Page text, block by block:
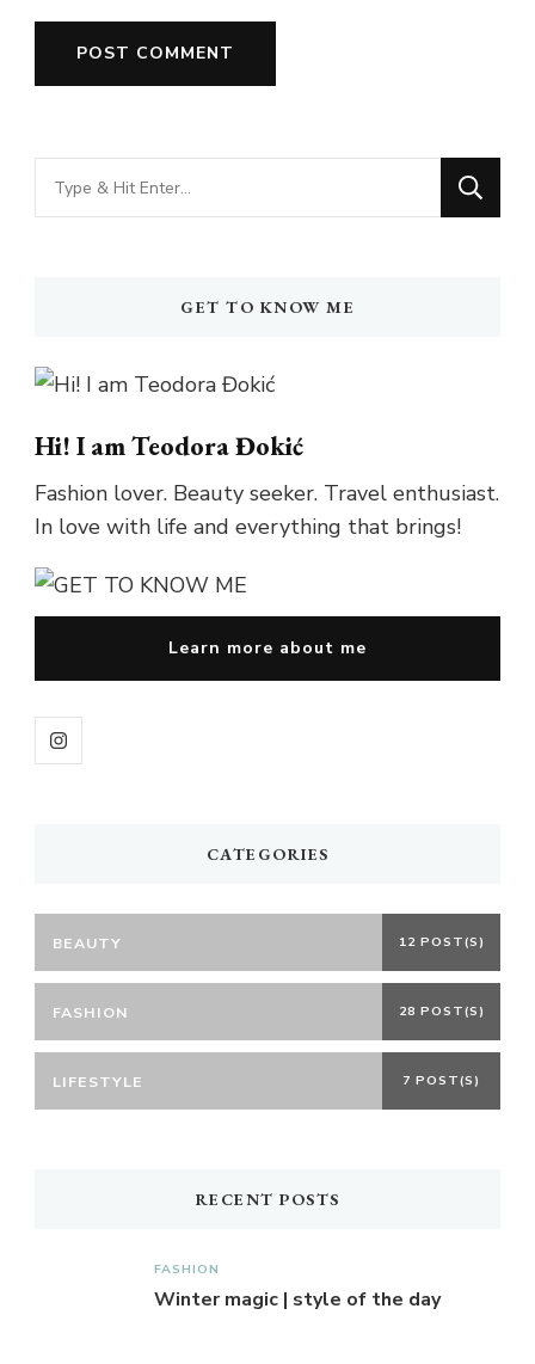
Looking
for
GET TO KNOW ME
Hi! I am Teodora Đokić
Fashion lover. Beauty seeker. Travel enthusiast.
In love with life and everything that brings!
Learn more about me
CATEGORIES
BEAUTY 12 POST(S)
FASHION 28 POST(S)
LIFESTYLE 7 POST(S)
RECENT POSTS
FASHION
Winter magic | style of the day